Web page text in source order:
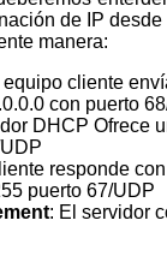
de IP
manera:
equipo cliente
con puerto
DHCP Ofrece
responde
puerto 67/UDP
: El servidor